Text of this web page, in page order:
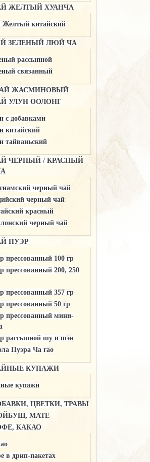
ЖЕЛТЫЙ ХУАНЧА
Желтый китайский
ЗЕЛЕНЫЙ ЛЮЙ ЧА
рассыпной
связанный
ЖАСМИНОВЫЙ
УЛУН ООЛОНГ
c добавками
китайский
тайваньский
ЧЕРНЫЙ / КРАСНЫЙ
черный чай
черный чай
красный
черный чай
ПУЭР
прессованный 100 гр
прессованный 200, 250
прессованный 357 гр
прессованный 50 гр
прессованный мини-
рассыпной шу и шэн
Пуэра Ча гао
КУПАЖИ
купажи
ЦВЕТКИ, ТРАВЫ
МАТЕ
КАКАО
в дрип-пакетах